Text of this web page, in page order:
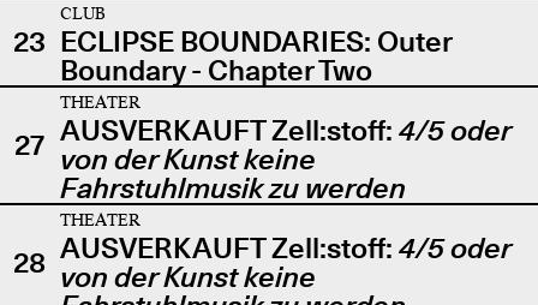
23
CLUB
ECLIPSE BOUNDARIES: Outer
Boundary - Chapter Two
27
THEATER
AUSVERKAUFT Zell:stoff: 4/5 oder
von der Kunst keine
Fahrstuhlmusik zu werden
28
THEATER
AUSVERKAUFT Zell:stoff: 4/5 oder
von der Kunst keine